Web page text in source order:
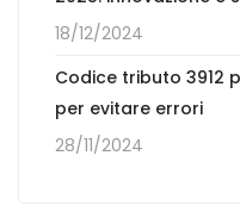
18/12/2024
Codice tributo 3912
per evitare errori
28/11/2024